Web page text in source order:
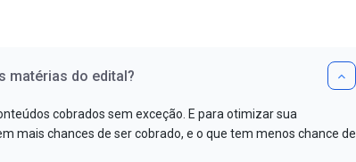
matérias do edital?
cobrados sem exceção. E para otimizar sua
mais chances de ser cobrado, e o que tem menos chance de